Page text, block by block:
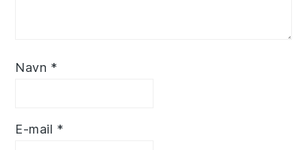
Navn *
E-mail *